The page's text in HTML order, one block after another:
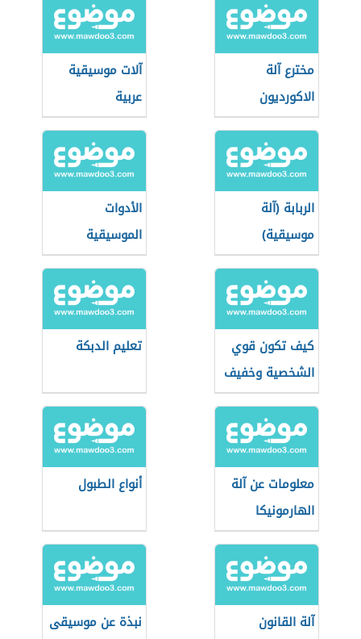
مخترع آلة
الاكورديون
آلات موسيقية
عربية
الربابة (آلة
موسيقية)
الأدوات
الموسيقية
كيف تكون قوي
الشخصية وخفيف
الدم
تعليم الدبكة
معلومات عن آلة
الهارمونيكا
أنواع الطبول
آلة القانون
نبذة عن موسيقى